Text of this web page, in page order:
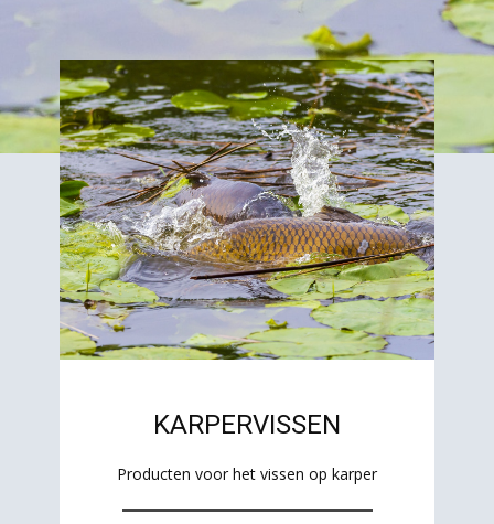
KARPERVISSEN
Producten voor het vissen op karper